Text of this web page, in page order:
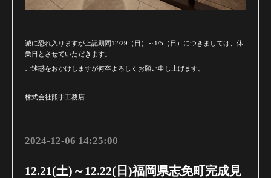
誠に恐れ入りますが上記期間12/29（日）～1/5（日）につきましては、休
業日とさせていただきます。
ご迷惑をおかけしますが何卒よろしくお願い申し上げます。
株式会社熊手工務店
2024-12-06 14:25:00
12.21(土)～12.22(日)福岡県志免町完成見